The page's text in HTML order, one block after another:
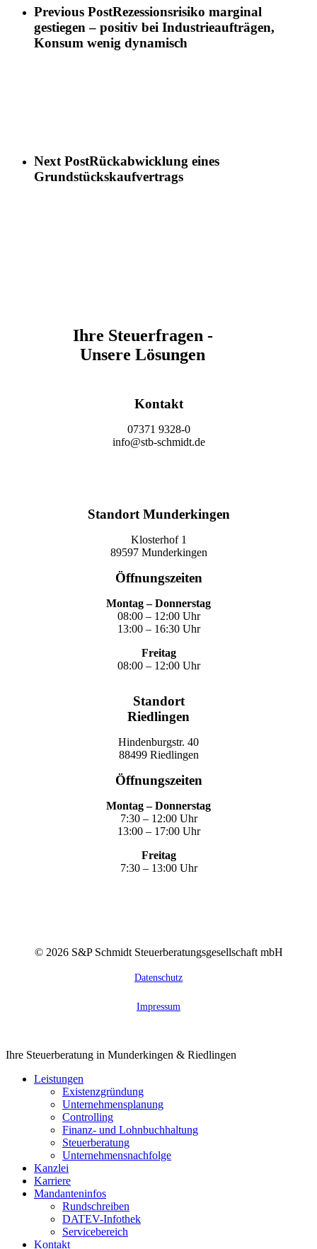
Previous PostRezessionsrisiko marginal
gestiegen – positiv bei Industrieaufträgen,
Konsum wenig dynamisch
Next PostRückabwicklung eines
Grundstückskaufvertrags
Ihre Steuerfragen -
Unsere Lösungen
Kontakt
07371 9328-0
info@stb-schmidt.de
Standort Munderkingen
Klosterhof 1
89597 Munderkingen
Öffnungszeiten
Montag – Donnerstag
08:00 – 12:00 Uhr
13:00 – 16:30 Uhr
Freitag
08:00 – 12:00 Uhr
Standort
Riedlingen
Hindenburgstr. 40
88499 Riedlingen
Öffnungszeiten
Montag – Donnerstag
7:30 – 12:00 Uhr
13:00 – 17:00 Uhr
Freitag
7:30 – 13:00 Uhr
© 2026S&P Schmidt Steuerberatungsgesellschaft mbH
Datenschutz
Impressum
Close
Ihre Steuerberatung in Munderkingen & Riedlingen
Leistungen
Existenzgründung
Unternehmensplanung
Controlling
Finanz- und Lohnbuchhaltung
Steuerberatung
Unternehmensnachfolge
Kanzlei
Karriere
Mandanteninfos
Rundschreiben
DATEV-Infothek
Servicebereich
Kontakt